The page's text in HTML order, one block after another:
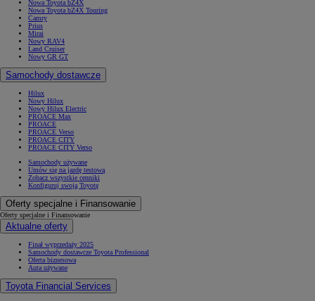
Nowa Toyota bZ4X
Nowa Toyota bZ4X Touring
Camry
Prius
Mirai
Nowy RAV4
Land Cruiser
Nowy GR GT
Samochody dostawcze
Hilux
Nowy Hilux
Nowy Hilux Electric
PROACE Max
PROACE
PROACE Verso
PROACE CITY
PROACE CITY Verso
Samochody używane
Umów się na jazdę testową
Zobacz wszystkie cenniki
Konfiguruj swoją Toyotę
Oferty specjalne i Finansowanie
Oferty specjalne i Finansowanie
Aktualne oferty
Finał wyprzedaży 2025
Samochody dostawcze Toyota Professional
Oferta biznesowa
Auta używane
Toyota Financial Services